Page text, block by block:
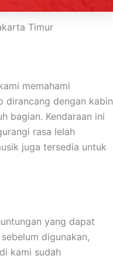
Timur
memahami
dirancang dengan kabin
bagian. Kendaraan ini
rasa lelah
juga tersedia untuk
yang dapat
digunakan,
kami sudah